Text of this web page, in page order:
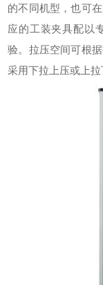
的不同机型，也可
应的工装夹具配以
验。拉压空间可根
采用下拉上压或上拉